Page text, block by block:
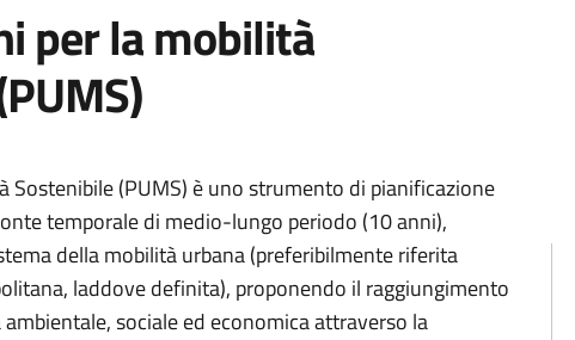
per la mobilità
Sostenibile (PUMS) è uno strumento di pianificazione
temporale di medio-lungo periodo (10 anni),
della mobilità urbana (preferibilmente riferita
laddove definita), proponendo il raggiungimento
sociale ed economica attraverso la